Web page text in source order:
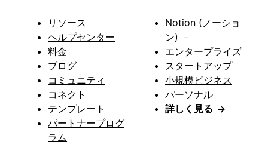
リソース
ヘルプセンター
料金
ブログ
コミュニティ
コネクト
テンプレート
パートナープログ
ラム
Notion (ノーショ
ン) －
エンタープライズ
スタートアップ
小規模ビジネス
パーソナル
詳しく見る →